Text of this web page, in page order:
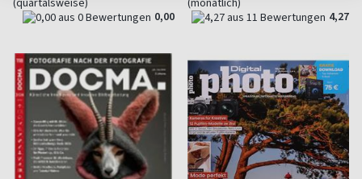
(quartalsweise)
0,00
(monatlich)
4,27